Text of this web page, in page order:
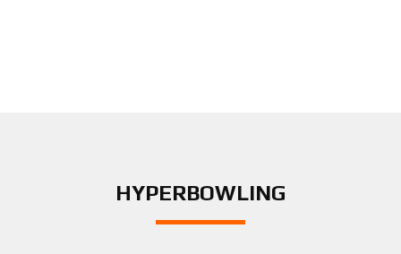
HYPERBOWLING